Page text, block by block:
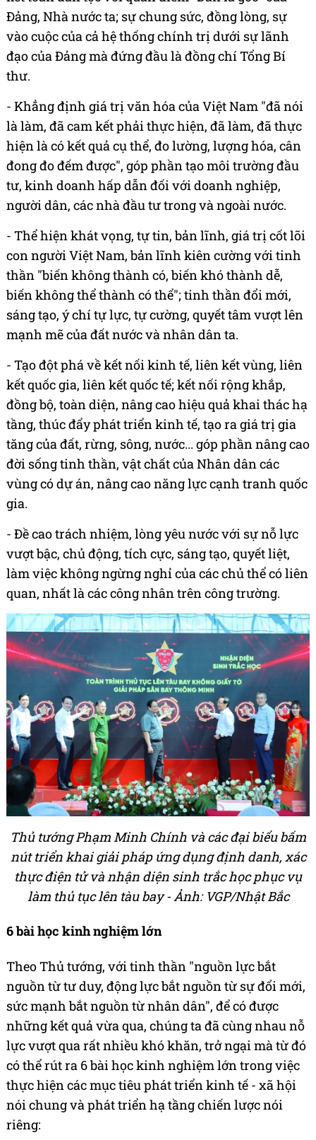
Đảng, Nhà nước ta; sự chung sức, đồng lòng, sự
vào cuộc của cả hệ thống chính trị dưới sự lãnh
đạo của Đảng mà đứng đầu là đồng chí Tổng Bí
thư.
- Khẳng định giá trị văn hóa của Việt Nam "đã nói
là làm, đã cam kết phải thực hiện, đã làm, đã thực
hiện là có kết quả cụ thể, đo lường, lượng hóa, cân
đong đo đếm được", góp phần tạo môi trường đầu
tư, kinh doanh hấp dẫn đối với doanh nghiệp,
người dân, các nhà đầu tư trong và ngoài nước.
- Thể hiện khát vọng, tự tin, bản lĩnh, giá trị cốt lõi
con người Việt Nam, bản lĩnh kiên cường với tinh
thần "biến không thành có, biến khó thành dễ,
biến không thể thành có thể"; tinh thần đổi mới,
sáng tạo, ý chí tự lực, tự cường, quyết tâm vượt lên
mạnh mẽ của đất nước và nhân dân ta.
- Tạo đột phá về kết nối kinh tế, liên kết vùng, liên
kết quốc gia, liên kết quốc tế; kết nối rộng khắp,
đồng bộ, toàn diện, nâng cao hiệu quả khai thác hạ
tầng, thúc đẩy phát triển kinh tế, tạo ra giá trị gia
tăng của đất, rừng, sông, nước... góp phần nâng cao
đời sống tinh thần, vật chất của Nhân dân các
vùng có dự án, nâng cao năng lực cạnh tranh quốc
gia.
- Đề cao trách nhiệm, lòng yêu nước với sự nỗ lực
vượt bậc, chủ động, tích cực, sáng tạo, quyết liệt,
làm việc không ngừng nghỉ của các chủ thể có liên
quan, nhất là các công nhân trên công trường.
Thủ tướng Phạm Minh Chính và các đại biểu bấm
nút triển khai giải pháp ứng dụng định danh, xác
thực điện tử và nhận diện sinh trắc học phục vụ
làm thủ tục lên tàu bay - Ảnh: VGP/Nhật Bắc
6 bài học kinh nghiệm lớn
Theo Thủ tướng, với tinh thần "nguồn lực bắt
nguồn từ tư duy, động lực bắt nguồn từ sự đổi mới,
sức mạnh bắt nguồn từ nhân dân", để có được
những kết quả vừa qua, chúng ta đã cùng nhau nỗ
lực vượt qua rất nhiều khó khăn, trở ngại mà từ đó
có thể rút ra 6 bài học kinh nghiệm lớn trong việc
thực hiện các mục tiêu phát triển kinh tế - xã hội
nói chung và phát triển hạ tầng chiến lược nói
riêng: